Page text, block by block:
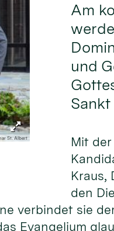
St. Albert
Am
und
Mit
Kraus,
den
verbindet sie
Evangelium